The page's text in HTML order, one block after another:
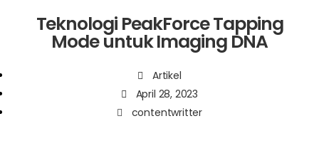
Teknologi PeakForce Tapping
Mode untuk Imaging DNA
Artikel
April 28, 2023
contentwritter